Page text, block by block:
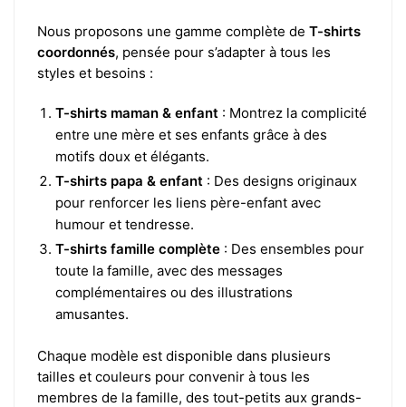
Nous proposons une gamme complète de T-shirts
coordonnés, pensée pour s’adapter à tous les
styles et besoins :
T-shirts maman & enfant : Montrez la complicité
entre une mère et ses enfants grâce à des
motifs doux et élégants.
T-shirts papa & enfant : Des designs originaux
pour renforcer les liens père-enfant avec
humour et tendresse.
T-shirts famille complète : Des ensembles pour
toute la famille, avec des messages
complémentaires ou des illustrations
amusantes.
Chaque modèle est disponible dans plusieurs
tailles et couleurs pour convenir à tous les
membres de la famille, des tout-petits aux grands-